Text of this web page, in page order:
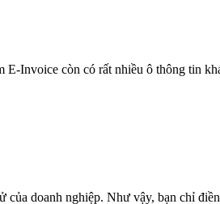
E-Invoice còn có rất nhiều ô thông tin
doanh nghiệp. Như vậy, bạn chỉ